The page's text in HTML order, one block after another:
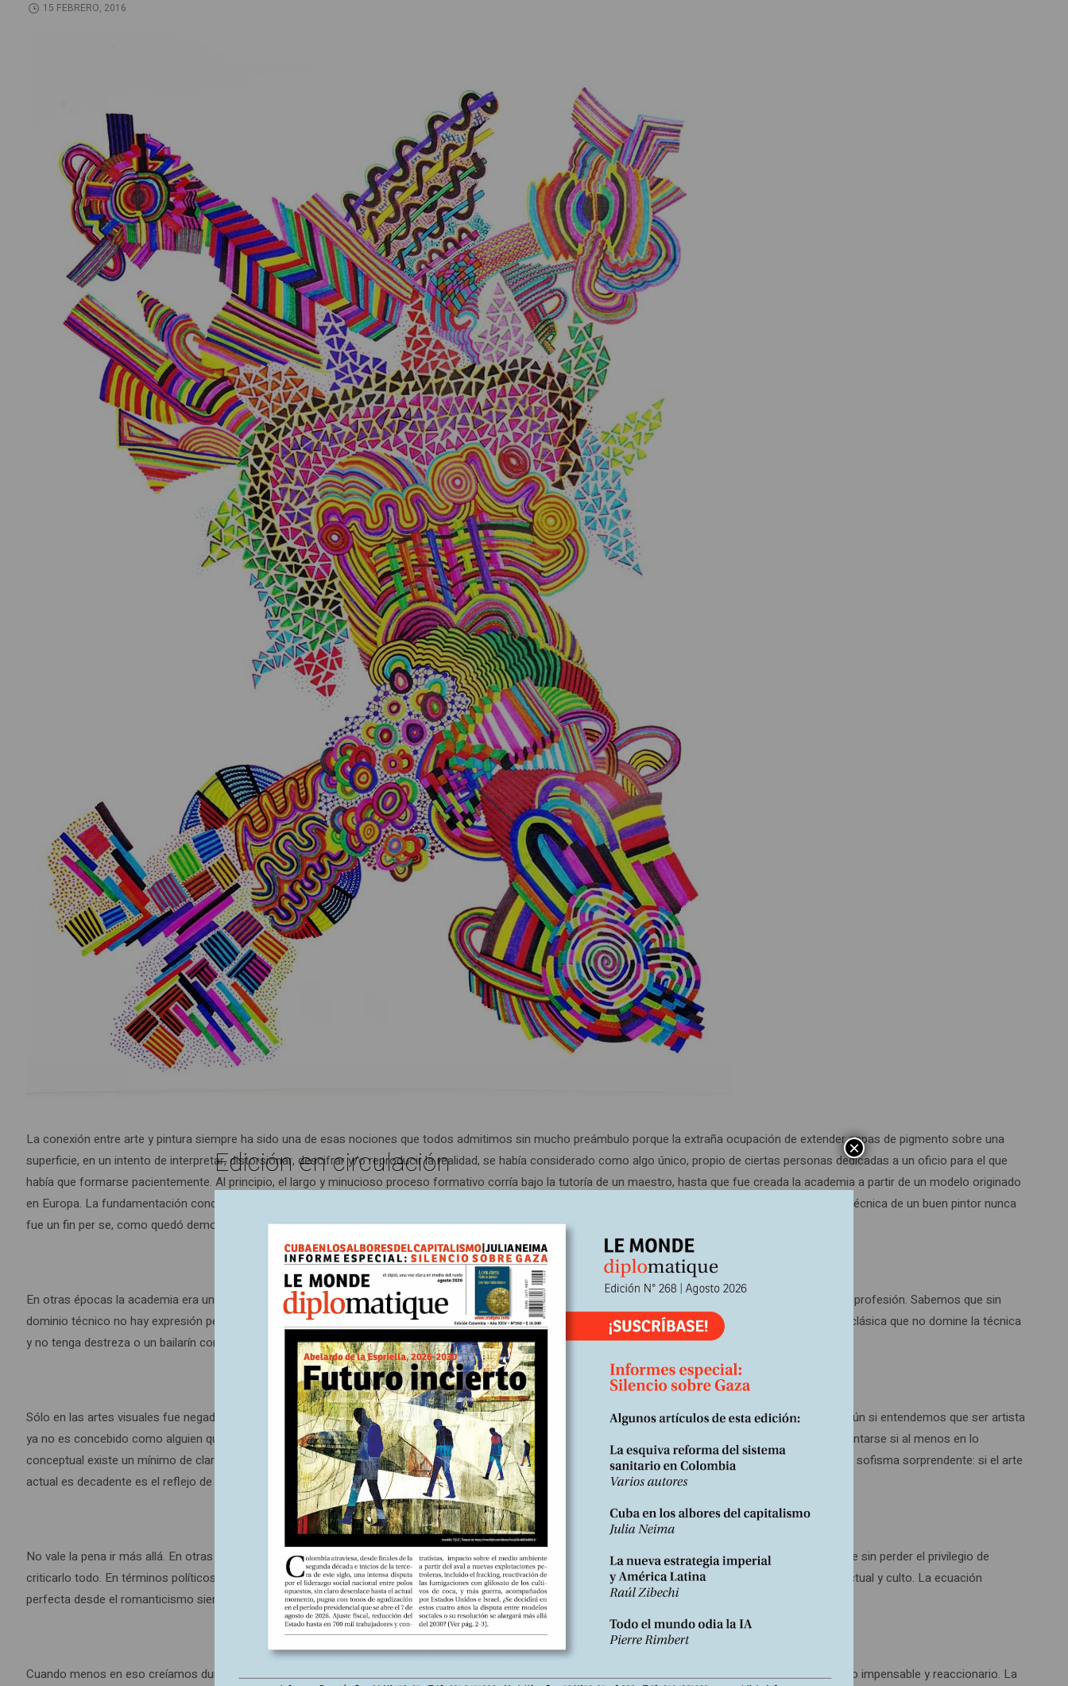
15 FEBRERO, 2016
La conexión entre arte y pintura siempre ha sido una de esas nociones que todos admitimos sin mucho preámbulo porque la extraña ocupación de extender capas de pigmento sobre una
superficie, en un intento de interpretar, distorsionar, descifrar y/o reproducir la realidad, se había considerado como algo único, propio de ciertas personas dedicadas a un oficio para el que
había que formarse pacientemente. Al principio, el largo y minucioso proceso formativo corría bajo la tutoría de un maestro, hasta que fue creada la academia a partir de un modelo originado
en Europa. La fundamentación conceptual estaba implícita y reflejada en la sustentación formal, aun cuando la noción de arte no era la del mundo actual. La técnica de un buen pintor nunca
fue un fin per se, como quedó demostrado en los siglos transcurridos y en una honrosa lista de artistas-pintores.
En otras épocas la academia era un ente regulador, un lugar para el aprendizaje del oficio, de modo que sin un fundamento adecuado no era posible ejercer la profesión. Sabemos que sin
dominio técnico no hay expresión personal. El símil con la música o la mayoría de las artes es contundente. Imaginemos un intérprete de jazz, rock o música clásica que no domine la técnica
y no tenga destreza o un bailarín contemporáneo o de ballet clásico sin entrenamiento académico.
Sólo en las artes visuales fue negado este fundamento elemental. Allí, lo que en nuestros días se llama “academia” no configura ninguna regulación técnica. Aún si entendemos que ser artista
ya no es concebido como alguien que domina el dibujo o la pintura merced a la inagotable lista de procesos, medios y técnicas contemporáneas, cabría preguntarse si al menos en lo
conceptual existe un mínimo de claridad, pero la percepción de la respuesta es un “no” rotundo. Una negación, además auto-justificada con comodidad por un sofisma sorprendente: si el arte
actual es decadente es el reflejo de una academia equivalente y de una crisis de la civilización.
No vale la pena ir más allá. En otras palabras, estamos autorizados por la historia para estar en crisis, lo que nos permite una total ausencia de técnica aunque sin perder el privilegio de
criticarlo todo. En términos políticos hacer parte de esta postura informal, es un requisito asumido de facto por todo aquel que se precie de ser artista, intelectual y culto. La ecuación
perfecta desde el romanticismo siempre fue: arte más cultura igual a pensamiento liberal o de izquierda.
Cuando menos en eso creíamos durante el siglo XX, por incidencia directa de la información recibida. Negar algún componente de la ecuación era considerado impensable y reaccionario. La
Edición en circulación ×